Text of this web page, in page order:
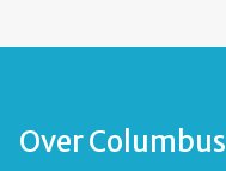
Over Columbus